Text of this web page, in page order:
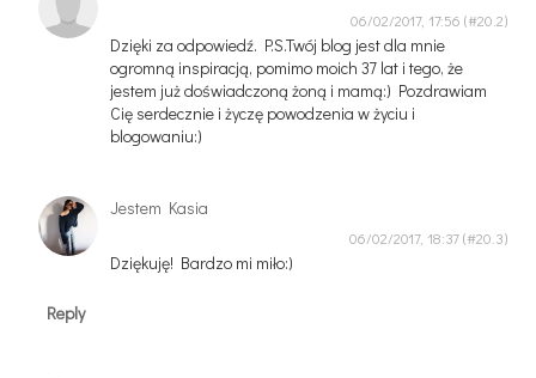
06/02/2017, 17:56
Dzięki za odpowiedź. P.S.Twój blog jest dla mnie
ogromną inspiracją, pomimo moich 37 lat i tego, że
jestem już doświadczoną żoną i mamą:) Pozdrawiam
Cię serdecznie i życzę powodzenia w życiu i
blogowaniu:)
Jestem Kasia
06/02/2017, 18:37
Dziękuję! Bardzo mi miło:)
Reply